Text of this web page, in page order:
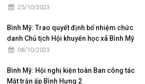
25/10/2023
Bình Mỹ: Trao quyết định bổ nhiệm chức
danh Chủ tịch Hội khuyến học xã Bình Mỹ
08/10/2023
Bình Mỹ: Hội nghị kiện toàn Ban công tác
Mặt trận ấp Bình Hưng 2